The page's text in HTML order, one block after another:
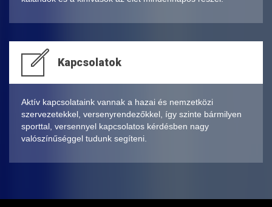
Kapcsolatok
Aktív kapcsolataink vannak a hazai és nemzetközi
szervezetekkel, versenyrendezőkkel, így szinte bármilyen
sporttal, versennyel kapcsolatos kérdésben nagy
valószínűséggel tudunk segíteni.